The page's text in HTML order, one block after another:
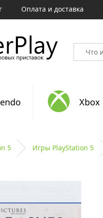
Оплата и доставка
Xbox
5 Игры PlayStation 5